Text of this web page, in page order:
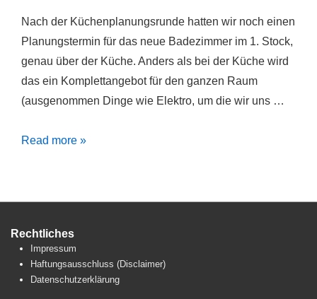
Nach der Küchenplanungsrunde hatten wir noch einen
Planungstermin für das neue Badezimmer im 1. Stock,
genau über der Küche. Anders als bei der Küche wird
das ein Komplettangebot für den ganzen Raum
(ausgenommen Dinge wie Elektro, um die wir uns …
Badezimmerplanung
(Teil
Read more »
Rechtliches
Impressum
Haftungsausschluss (Disclaimer)
Datenschutzerklärung